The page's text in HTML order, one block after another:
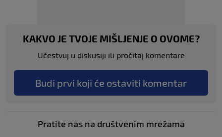
KAKVO JE TVOJE MIŠLJENJE O OVOME?
Učestvuj u diskusiji ili pročitaj komentare
Budi prvi koji će ostaviti komentar
Pratite nas na društvenim mrežama